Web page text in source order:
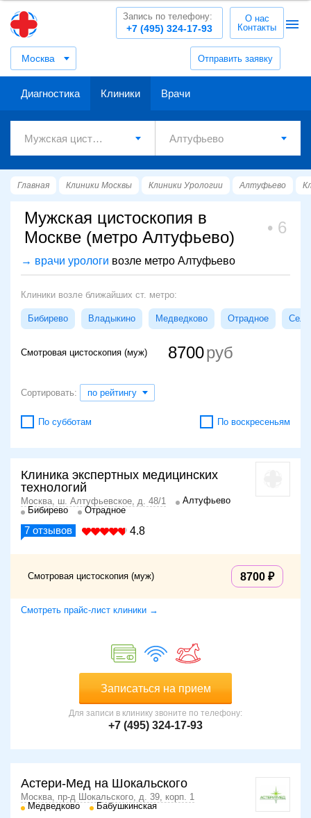
Москва Отправить заявку
+7 (495) 324-17-93
Запись по телефону:
О нас
Контакты
Диагностика Клиники Врачи
Главная Клиники Москвы Клиники Урологии Алтуфьево
Мужская цистоскопия в
Москве (метро Алтуфьево)
6
→ врачи урологи возле метро Алтуфьево
Клиники возле ближайших ст. метро:
Бибирево Владыкино Медведково Отрадное
Смотровая цистоскопия (муж) 8700
Сортировать: по рейтингу
По субботам По воскресеньям
Клиника экспертных медицинских
технологий
Москва, ш. Алтуфьевское, д. 48/1
Алтуфьево
Бибирево
Отрадное
7 отзывов 4.8
Смотровая цистоскопия (муж) 8700
Смотреть прайс-лист клиники →
Записаться на прием
Для записи в клинику звоните по телефону:
+7 (495) 324-17-93
Астери-Мед на Шокальского
Москва, пр-д Шокальского, д. 39, корп. 1
Медведково
Бабушкинская